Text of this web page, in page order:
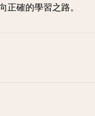
正確的學習之路。